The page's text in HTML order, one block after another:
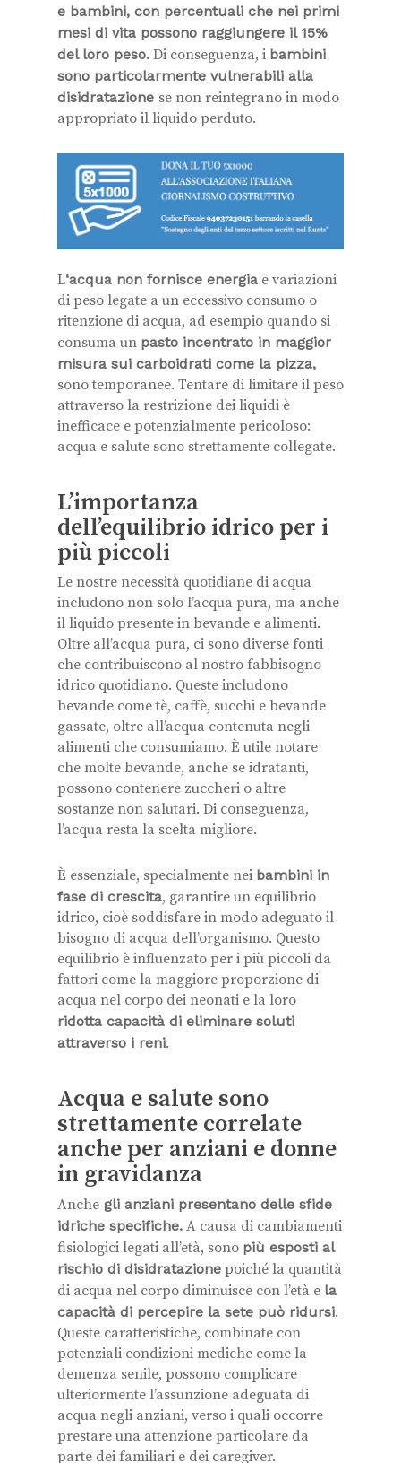
e bambini, con percentuali che nei primi
mesi di vita possono raggiungere il 15%
del loro peso. Di conseguenza, i bambini
sono particolarmente vulnerabili alla
disidratazione se non reintegrano in modo
appropriato il liquido perduto.
L‘acqua non fornisce energia e variazioni
di peso legate a un eccessivo consumo o
ritenzione di acqua, ad esempio quando si
consuma un pasto incentrato in maggior
misura sui carboidrati come la pizza,
sono temporanee. Tentare di limitare il peso
attraverso la restrizione dei liquidi è
inefficace e potenzialmente pericoloso:
acqua e salute sono strettamente collegate.
L’importanza
dell’equilibrio idrico per i
più piccoli
Le nostre necessità quotidiane di acqua
includono non solo l’acqua pura, ma anche
il liquido presente in bevande e alimenti.
Oltre all’acqua pura, ci sono diverse fonti
che contribuiscono al nostro fabbisogno
idrico quotidiano. Queste includono
bevande come tè, caffè, succhi e bevande
gassate, oltre all’acqua contenuta negli
alimenti che consumiamo. È utile notare
che molte bevande, anche se idratanti,
possono contenere zuccheri o altre
sostanze non salutari. Di conseguenza,
l’acqua resta la scelta migliore.
È essenziale, specialmente nei bambini in
fase di crescita, garantire un equilibrio
idrico, cioè soddisfare in modo adeguato il
bisogno di acqua dell’organismo. Questo
equilibrio è influenzato per i più piccoli da
fattori come la maggiore proporzione di
acqua nel corpo dei neonati e la loro
ridotta capacità di eliminare soluti
attraverso i reni.
Acqua e salute sono
strettamente correlate
anche per anziani e donne
in gravidanza
Anche gli anziani presentano delle sfide
idriche specifiche. A causa di cambiamenti
fisiologici legati all’età, sono più esposti al
rischio di disidratazione poiché la quantità
di acqua nel corpo diminuisce con l’età e la
capacità di percepire la sete può ridursi.
Queste caratteristiche, combinate con
potenziali condizioni mediche come la
demenza senile, possono complicare
ulteriormente l’assunzione adeguata di
acqua negli anziani, verso i quali occorre
prestare una attenzione particolare da
parte dei familiari e dei caregiver.